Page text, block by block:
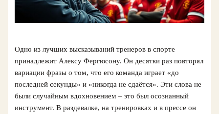
Одно из лучших высказываний тренеров в спорте
принадлежит Алексу Фергюсону. Он десятки раз повторял
вариации фразы о том, что его команда играет «до
последней секунды» и «никогда не сдаётся». Эти слова не
были случайным вдохновением – это был осознанный
инструмент. В раздевалке, на тренировках и в прессе он